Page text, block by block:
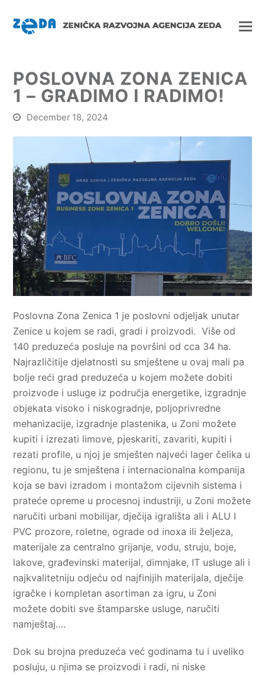
POSLOVNA ZONA ZENICA
1 – GRADIMO I RADIMO!
December 18, 2024
Poslovna Zona Zenica 1 je poslovni odjeljak unutar
Zenice u kojem se radi, gradi i proizvodi. Više od
140 preduzeća posluje na površini od cca 34 ha.
Najrazličitije djelatnosti su smještene u ovaj mali pa
bolje reći grad preduzeća u kojem možete dobiti
proizvode i usluge iz područja energetike, izgradnje
objekata visoko i niskogradnje, poljoprivredne
mehanizacije, izgradnje plastenika, u Zoni možete
kupiti i izrezati limove, pjeskariti, zavariti, kupiti i
rezati profile, u njoj je smješten najveći lager čelika u
regionu, tu je smještena i internacionalna kompanija
koja se bavi izradom i montažom cijevnih sistema i
prateće opreme u procesnoj industriji, u Zoni možete
naručiti urbani mobilijar, dječija igrališta ali i ALU I
PVC prozore, roletne, ograde od inoxa ili željeza,
materijale za centralno grijanje, vodu, struju, boje,
lakove, građevinski materijal, dimnjake, IT usluge ali i
najkvalitetniju odjeću od najfinijih materijala, dječije
igračke i kompletan asortiman za igru, u Zoni
možete dobiti sve štamparske usluge, naručiti
namještaj….
Dok su brojna preduzeća već godinama tu i uveliko
posluju, u njima se proizvodi i radi, ni niske